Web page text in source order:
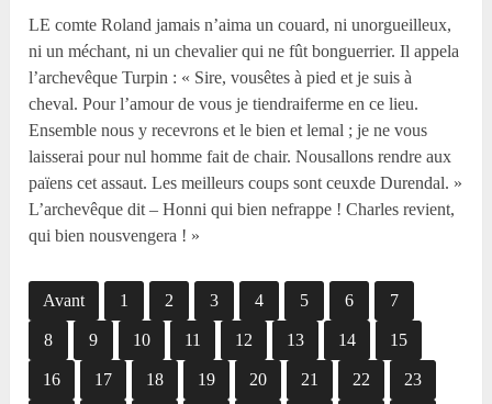
LE comte Roland jamais n’aima un couard, ni unorgueilleux,
ni un méchant, ni un chevalier qui ne fût bonguerrier. Il appela
l’archevêque Turpin : « Sire, vousêtes à pied et je suis à
cheval. Pour l’amour de vous je tiendraiferme en ce lieu.
Ensemble nous y recevrons et le bien et lemal ; je ne vous
laisserai pour nul homme fait de chair. Nousallons rendre aux
païens cet assaut. Les meilleurs coups sont ceuxde Durendal. »
L’archevêque dit – Honni qui bien nefrappe ! Charles revient,
qui bien nousvengera ! »
Avant 1 2 3 4 5 6 7
8 9 10 11 12 13 14 15
16 17 18 19 20 21 22 23